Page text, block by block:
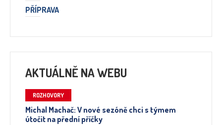
PŘÍPRAVA
AKTUÁLNĚ NA WEBU
ROZHOVORY
Michal Machač: V nové sezóně chci s týmem
útočit na přední příčky